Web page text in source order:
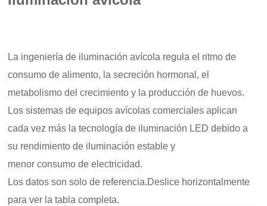
La ingeniería de iluminación avícola regula el ritmo de
consumo de alimento, la secreción hormonal, el
metabolismo del crecimiento y la producción de huevos.
Los sistemas de equipos avícolas comerciales aplican
cada vez más la tecnología de iluminación LED debido a
su rendimiento de iluminación estable y
menor consumo de electricidad.
Los datos son solo de referencia.Deslice horizontalmente
para ver la tabla completa.